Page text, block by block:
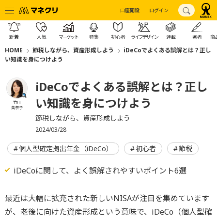
口座開設 ログイン
新着 人気 マーケット 特集 初心者 ライフデザイン 連載 著者 商
HOME 節税しながら、資産形成しよう
iDeCoでよくある誤解とは？正し
い知識を身につけよう
竹川
美奈子
iDeCoでよくある誤解とは？正し
い知識を身につけよう
節税しながら、資産形成しよう
2024/03/28
個人型確定拠出年金（iDeCo） 初心者 節税
iDeCoに関して、よく誤解されやすいポイント6選
最近は大幅に拡充された新しいNISAが注目を集めています
が、老後に向けた資産形成という意味で、iDeCo（個人型確